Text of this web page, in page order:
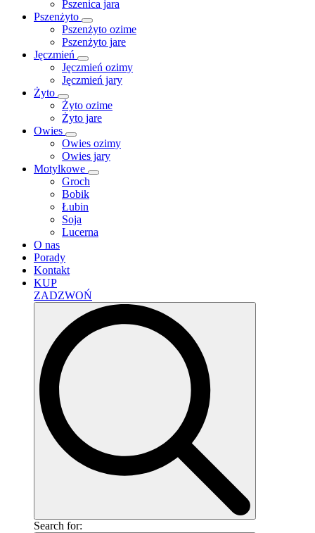
Pszenica jara
Pszenżyto
Pszenżyto ozime
Pszenżyto jare
Jęczmień
Jęczmień ozimy
Jęczmień jary
Żyto
Żyto ozime
Żyto jare
Owies
Owies ozimy
Owies jary
Motylkowe
Groch
Bobik
Łubin
Soja
Lucerna
O nas
Porady
Kontakt
KUP
ZADZWOŃ
Search for: